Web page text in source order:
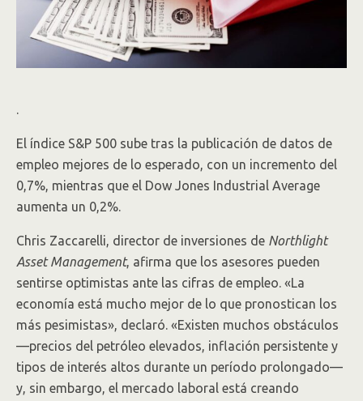
.
El índice S&P 500 sube tras la publicación de datos de
empleo mejores de lo esperado, con un incremento del
0,7%, mientras que el Dow Jones Industrial Average
aumenta un 0,2%.
Chris Zaccarelli, director de inversiones de Northlight
Asset Management, afirma que los asesores pueden
sentirse optimistas ante las cifras de empleo. «La
economía está mucho mejor de lo que pronostican los
más pesimistas», declaró. «Existen muchos obstáculos
—precios del petróleo elevados, inflación persistente y
tipos de interés altos durante un período prolongado—
y, sin embargo, el mercado laboral está creando